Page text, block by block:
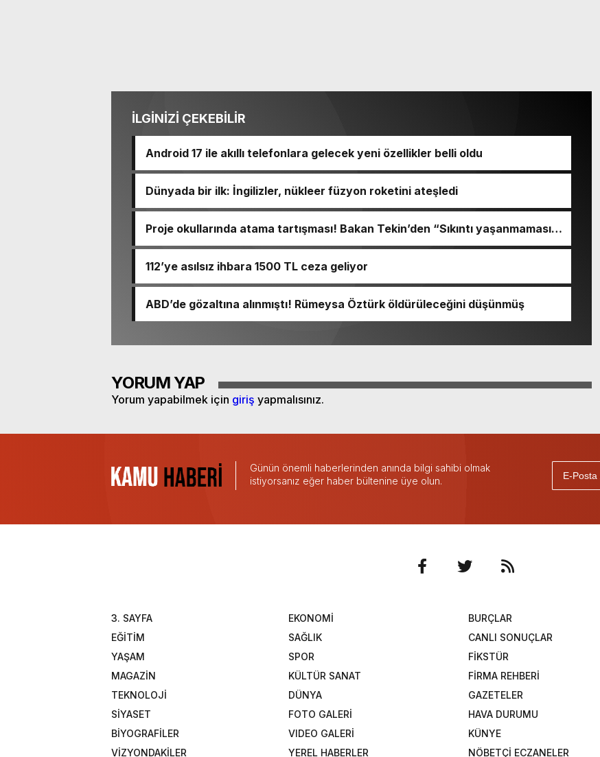
İLGİNİZİ ÇEKEBİLİR
Android 17 ile akıllı telefonlara gelecek yeni özellikler belli oldu
Dünyada bir ilk: İngilizler, nükleer füzyon roketini ateşledi
Proje okullarında atama tartışması! Bakan Tekin’den “Sıkıntı yaşanmaması
112’ye asılsız ihbara 1500 TL ceza geliyor
ABD’de gözaltına alınmıştı! Rümeysa Öztürk öldürüleceğini düşünmüş
YORUM YAP
Yorum yapabilmek için giriş yapmalısınız.
Günün önemli haberlerinden anında bilgi sahibi olmak
istiyorsanız eğer haber bültenine üye olun.
3. SAYFA
EKONOMİ
EĞİTİM
SAĞLIK
YAŞAM
SPOR
MAGAZİN
KÜLTÜR SANAT
TEKNOLOJİ
DÜNYA
SİYASET
FOTO GALERİ
BİYOGRAFİLER
VIDEO GALERİ
VİZYONDAKİLER
YEREL HABERLER
BURÇLAR
CANLI SONUÇLAR
FİKSTÜR
FİRMA REHBERİ
GAZETELER
HAVA DURUMU
KÜNYE
NÖBETÇİ ECZANELER